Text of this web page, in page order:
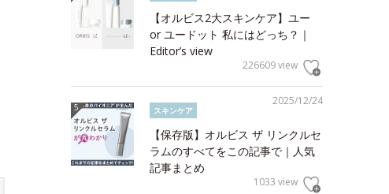
【オルビス2大スキンケア】ユー
or ユードット 私にはどっち？｜
Editor’s view
226609 view
2025/12/24
スキンケア
【保存版】オルビス ザ リンクルセ
ラムのすべてをこの記事で｜人気
記事まとめ
1033 view